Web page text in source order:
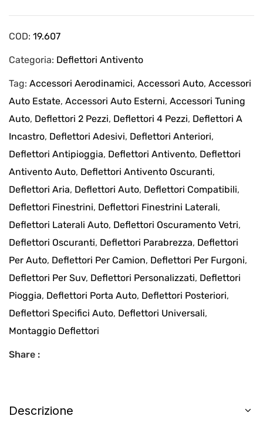
COD: 19.607
Categoria: Deflettori Antivento
Tag: Accessori Aerodinamici, Accessori Auto, Accessori
Auto Estate, Accessori Auto Esterni, Accessori Tuning
Auto, Deflettori 2 Pezzi, Deflettori 4 Pezzi, Deflettori A
Incastro, Deflettori Adesivi, Deflettori Anteriori,
Deflettori Antipioggia, Deflettori Antivento, Deflettori
Antivento Auto, Deflettori Antivento Oscuranti,
Deflettori Aria, Deflettori Auto, Deflettori Compatibili,
Deflettori Finestrini, Deflettori Finestrini Laterali,
Deflettori Laterali Auto, Deflettori Oscuramento Vetri,
Deflettori Oscuranti, Deflettori Parabrezza, Deflettori
Per Auto, Deflettori Per Camion, Deflettori Per Furgoni,
Deflettori Per Suv, Deflettori Personalizzati, Deflettori
Pioggia, Deflettori Porta Auto, Deflettori Posteriori,
Deflettori Specifici Auto, Deflettori Universali,
Montaggio Deflettori
Share :
Descrizione